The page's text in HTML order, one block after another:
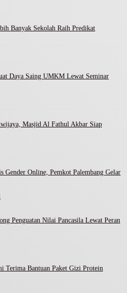
Banyak Sekolah Raih Predikat
Daya Saing UMKM Lewat Seminar
Masjid Al Fathul Akbar Siap
Gender Online, Pemkot Palembang Gelar
Penguatan Nilai Pancasila Lewat Peran
Terima Bantuan Paket Gizi Protein